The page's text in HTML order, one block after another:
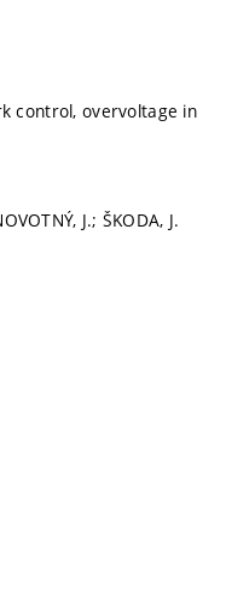
control, overvoltage in
J.; ŠKODA, J.